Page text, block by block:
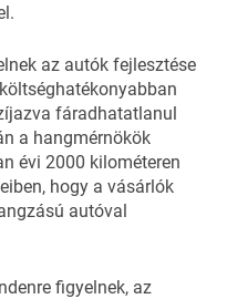
az autók fejlesztése
fáradhatatlanul
a hangmérnökök
évi 2000 kilométeren
hogy a vásárlók
autóval
figyelnek, az